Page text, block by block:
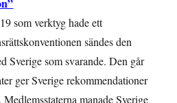
som verktyg hade ett
sändes den
Sverige som svarande. Den går
ger Sverige rekommendationer
manade Sverige